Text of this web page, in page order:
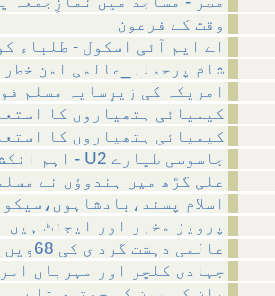
وقت کے فرعون
اے ایم آئی اسکول - طلباء
شام پرحملہ_عالمی امن
امریکہ کی زیرِسایہ مسلم
کیمیائی ہتھیاروں کا
کیمیائی ہتھیاروں کا
اہم انکشفات - U2 جاسوسی طیارے
علی گڑھ میں ہندوؤں نے
اسلام
پرویز مخبر اور ایجنٹ ہیں
عالمی دہشت گرد ی کی 68ویں سال گرہ
جہادی کلچر اور مہرباں